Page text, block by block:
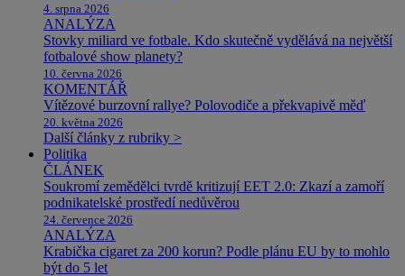
4. srpna 2026
ANALÝZA
Stovky miliard ve fotbale. Kdo skutečně vydělává na největší
fotbalové show planety?
10. června 2026
KOMENTÁŘ
Vítězové burzovní rallye? Polovodiče a překvapivě měď
20. května 2026
Další články z rubriky >
Politika
ČLÁNEK
Soukromí zemědělci tvrdě kritizují EET 2.0: Zkazí a zamoří
podnikatelské prostředí nedůvěrou
24. července 2026
ANALÝZA
Krabička cigaret za 200 korun? Podle plánu EU by to mohlo
být do 5 let